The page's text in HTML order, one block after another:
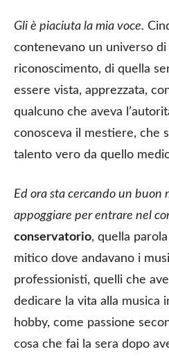
Gli è piaciuta la mia voce.
contenevano un universo di
riconoscimento, di quella
essere vista, apprezzata,
qualcuno che aveva
conosceva il mestiere, che
talento vero da quello
Ed ora sta cercando un buon
appoggiare per entrare nel
conservatorio, quella
mitico dove andavano i
professionisti, quelli che
dedicare la vita alla musica
hobby, come passione
cosa che fai la sera dopo